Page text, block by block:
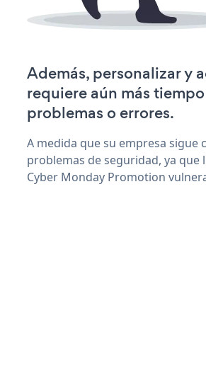
Además, personalizar y
requiere aún más
problemas o errores.
A medida que su empresa sigue
problemas de seguridad, ya
Cyber Monday Promotion